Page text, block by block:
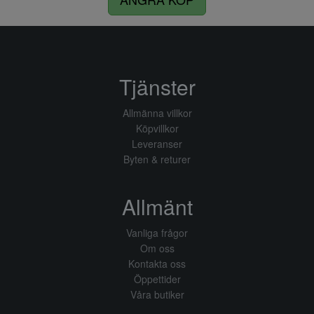
Tjänster
Allmänna villkor
Köpvillkor
Leveranser
Byten & returer
Allmänt
Vanliga frågor
Om oss
Kontakta oss
Öppettider
Våra butiker